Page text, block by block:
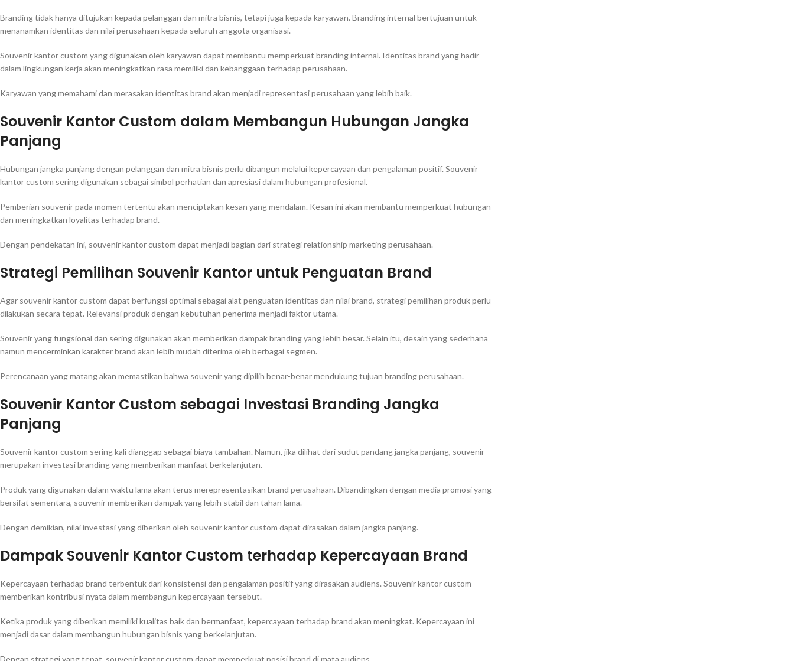
Branding tidak hanya ditujukan kepada pelanggan dan mitra bisnis, tetapi juga kepada karyawan. Branding internal bertujuan untuk
menanamkan identitas dan nilai perusahaan kepada seluruh anggota organisasi.
Souvenir kantor custom yang digunakan oleh karyawan dapat membantu memperkuat branding internal. Identitas brand yang hadir
dalam lingkungan kerja akan meningkatkan rasa memiliki dan kebanggaan terhadap perusahaan.
Karyawan yang memahami dan merasakan identitas brand akan menjadi representasi perusahaan yang lebih baik.
Souvenir Kantor Custom dalam Membangun Hubungan Jangka
Panjang
Hubungan jangka panjang dengan pelanggan dan mitra bisnis perlu dibangun melalui kepercayaan dan pengalaman positif. Souvenir
kantor custom sering digunakan sebagai simbol perhatian dan apresiasi dalam hubungan profesional.
Pemberian souvenir pada momen tertentu akan menciptakan kesan yang mendalam. Kesan ini akan membantu memperkuat hubungan
dan meningkatkan loyalitas terhadap brand.
Dengan pendekatan ini, souvenir kantor custom dapat menjadi bagian dari strategi relationship marketing perusahaan.
Strategi Pemilihan Souvenir Kantor untuk Penguatan Brand
Agar souvenir kantor custom dapat berfungsi optimal sebagai alat penguatan identitas dan nilai brand, strategi pemilihan produk perlu
dilakukan secara tepat. Relevansi produk dengan kebutuhan penerima menjadi faktor utama.
Souvenir yang fungsional dan sering digunakan akan memberikan dampak branding yang lebih besar. Selain itu, desain yang sederhana
namun mencerminkan karakter brand akan lebih mudah diterima oleh berbagai segmen.
Perencanaan yang matang akan memastikan bahwa souvenir yang dipilih benar-benar mendukung tujuan branding perusahaan.
Souvenir Kantor Custom sebagai Investasi Branding Jangka
Panjang
Souvenir kantor custom sering kali dianggap sebagai biaya tambahan. Namun, jika dilihat dari sudut pandang jangka panjang, souvenir
merupakan investasi branding yang memberikan manfaat berkelanjutan.
Produk yang digunakan dalam waktu lama akan terus merepresentasikan brand perusahaan. Dibandingkan dengan media promosi yang
bersifat sementara, souvenir memberikan dampak yang lebih stabil dan tahan lama.
Dengan demikian, nilai investasi yang diberikan oleh souvenir kantor custom dapat dirasakan dalam jangka panjang.
Dampak Souvenir Kantor Custom terhadap Kepercayaan Brand
Kepercayaan terhadap brand terbentuk dari konsistensi dan pengalaman positif yang dirasakan audiens. Souvenir kantor custom
memberikan kontribusi nyata dalam membangun kepercayaan tersebut.
Ketika produk yang diberikan memiliki kualitas baik dan bermanfaat, kepercayaan terhadap brand akan meningkat. Kepercayaan ini
menjadi dasar dalam membangun hubungan bisnis yang berkelanjutan.
Dengan strategi yang tepat, souvenir kantor custom dapat memperkuat posisi brand di mata audiens.